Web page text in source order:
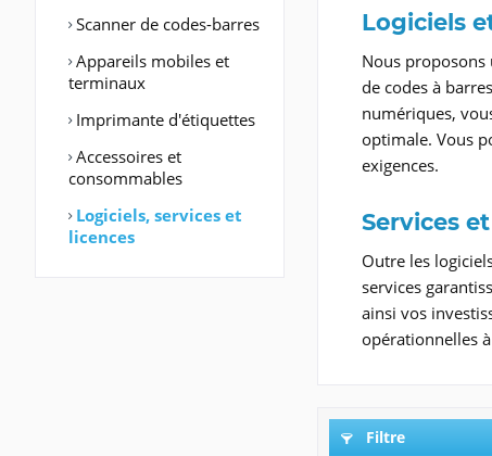
Scanner de codes-barres
Appareils mobiles et
terminaux
Imprimante d'étiquettes
Accessoires et
consommables
Logiciels, services et
licences
Logiciels
Nous
de codes à
numériques,
optimale. Vous
exigences.
Services
Outre les
services
ainsi vos
opérationnelles
Filtre